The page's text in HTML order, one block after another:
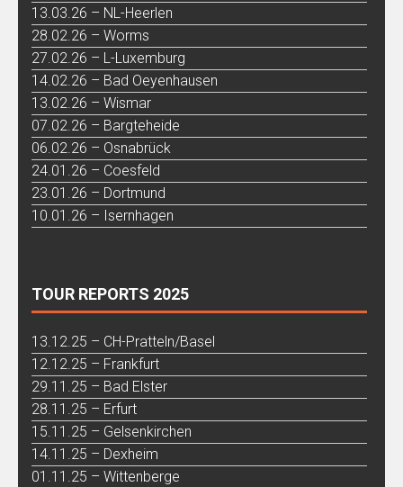
13.03.26 – NL-Heerlen
28.02.26 – Worms
27.02.26 – L-Luxemburg
14.02.26 – Bad Oeyenhausen
13.02.26 – Wismar
07.02.26 – Bargteheide
06.02.26 – Osnabrück
24.01.26 – Coesfeld
23.01.26 – Dortmund
10.01.26 – Isernhagen
TOUR REPORTS 2025
13.12.25 – CH-Pratteln/Basel
12.12.25 – Frankfurt
29.11.25 – Bad Elster
28.11.25 – Erfurt
15.11.25 – Gelsenkirchen
14.11.25 – Dexheim
01.11.25 – Wittenberge